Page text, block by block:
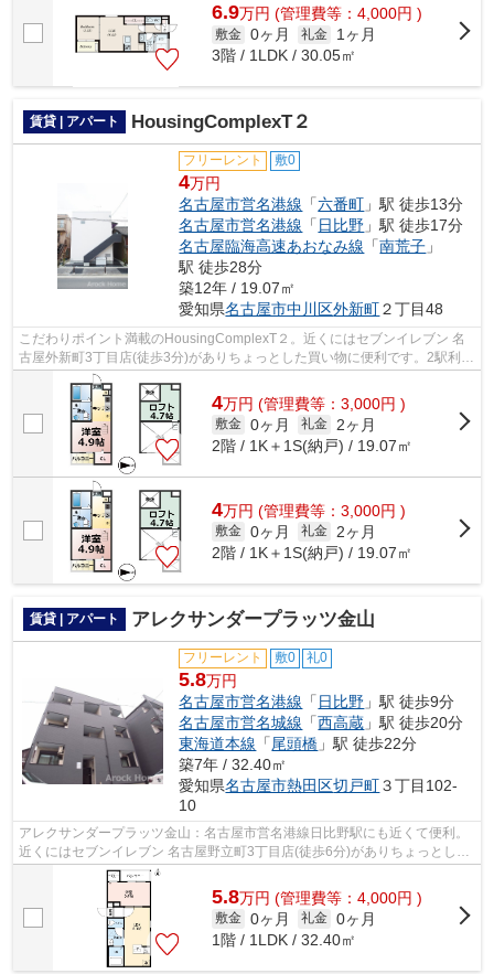
6.9万円 (管理費等：4,000円 )
敷金 0ヶ月 礼金
1ヶ月
3階 / 1LDK / 30.05㎡
賃貸 | アパート HousingComplexT２
フリーレント 敷0
4万円
名古屋市営名港線 「六番町 」駅 徒歩13分
名古屋市営名港線 「 日比野 」駅 徒歩17分
名古屋臨海高速あおなみ線 「南荒子 」
駅 徒歩28分
築12年 / 19.07㎡
愛知県名古屋市中川区外新町２丁目48
こだわりポイント満載のHousingComplexT２。近くにはセブンイレブン 名
古屋外新町3丁目店(徒歩3分)がありちょっとした買い物に便利です。2駅利用
可能な物件なので行動範囲も広がります...
4万円 (管理費等：3,000円 )
敷金 0ヶ月 礼金
2ヶ月
2階 / 1K＋1S(納戸) / 19.07㎡
4万円 (管理費等：3,000円 )
敷金 0ヶ月 礼金
2ヶ月
2階 / 1K＋1S(納戸) / 19.07㎡
賃貸 | アパート アレクサンダープラッツ金山
フリーレント 敷0 礼0
5.8万円
名古屋市営名港線 「 日比野 」駅 徒歩9分
名古屋市営名城線 「西高蔵 」駅 徒歩20分
東海道本線 「尾頭橋 」駅 徒歩22分
築7年 / 32.40㎡
愛知県名古屋市熱田区切戸町３丁目102-
10
アレクサンダープラッツ金山：名古屋市営名港線日比野駅にも近くて便利。
近くにはセブンイレブン 名古屋野立町3丁目店(徒歩6分)がありちょっとした
買い物に便利です。2駅利用可能な物...
5.8万円 (管理費等：4,000円 )
敷金 0ヶ月 礼金 0ヶ月
1階 / 1LDK / 32.40㎡